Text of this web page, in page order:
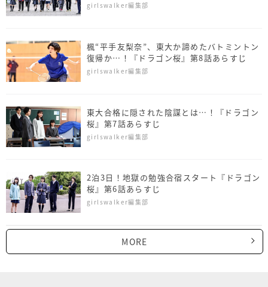
girlswalker編集部
楓“平手友梨奈”、東大か諦めたバトミントン
復帰か…！『ドラゴン桜』第8話あらすじ
girlswalker編集部
東大合格に隠された陰謀とは…！『ドラゴン
桜』第7話あらすじ
girlswalker編集部
2泊3日！地獄の勉強合宿スタート『ドラゴン
桜』第6話あらすじ
girlswalker編集部
MORE